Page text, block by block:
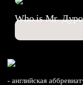
Who is Mr.
- английская